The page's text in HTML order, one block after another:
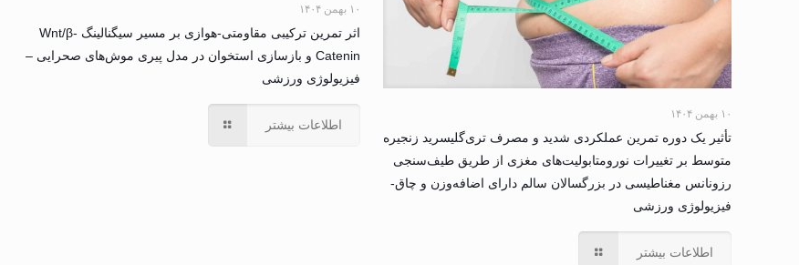
۱۰ بهمن ۱۴۰۴
تأثیر یک دوره تمرین عملکردی شدید و مصرف تری‌گلیسرید زنجیره
متوسط بر تغییرات نورومتابولیت‌های مغزی از طریق طیف‌سنجی
رزونانس مغناطیسی در بزرگسالان سالم دارای اضافه‌وزن و چاق-
فیزیولوژی ورزشی
اطلاعات بیشتر
۱۰ بهمن ۱۴۰۴
اثر تمرین ترکیبی مقاومتی-هوازی بر مسیر سیگنالینگ Wnt/β-
Catenin و بازسازی استخوان در مدل پیری موش‌های صحرایی –
فیزیولوژی ورزشی
اطلاعات بیشتر